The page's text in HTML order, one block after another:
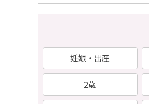
妊娠・出産
2歳